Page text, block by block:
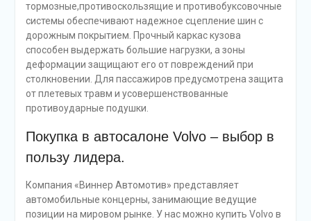
тормозные,противоскользящие и противобуксовочные
системы обеспечивают надежное сцепление шин с
дорожным покрытием. Прочный каркас кузова
способен выдержать большие нагрузки, а зоны
деформации защищают его от повреждений при
столкновении. Для пассажиров предусмотрена защита
от плетевых травм и усовершенствованные
противоударные подушки.
Покупка в автосалоне Volvo – выбор в
пользу лидера.
Компания «Виннер Автомотив» представляет
автомобильные концерны, занимающие ведущие
позиции на мировом рынке. У нас можно купить Volvo в